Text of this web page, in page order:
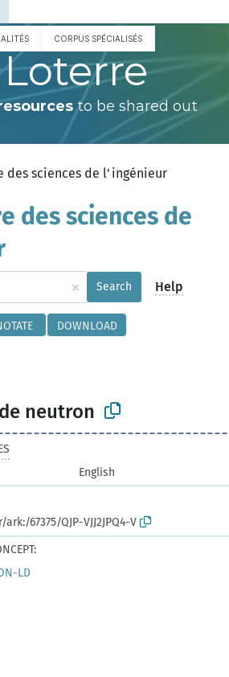
CORPUS SPÉCIALISÉS
Loterre
to be shared out
des sciences de l'ingénieur
des sciences de
× Search Help
DOWNLOAD
neutron
English
67375/QJP-VJJ2JPQ4-V
LD